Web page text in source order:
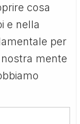
cosa
e nella
per
mente